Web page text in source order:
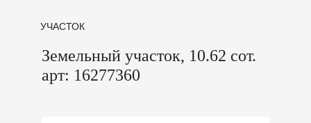
УЧАСТОК
Земельный участок, 10.62 сот.
арт: 16277360